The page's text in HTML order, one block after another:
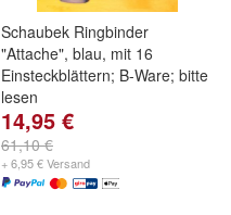
Schaubek Ringbinder
"Attache", blau, mit 16
Einsteckblättern; B-Ware; bitte
lesen
14,95 €
61,10 €
+ 6,95 € Versand